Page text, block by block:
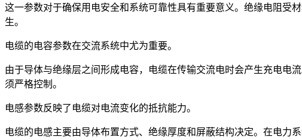
这一参数对于确保用电安全和系统可靠性具有重要意义。绝缘电阻受
生。
电缆的电容参数在交流系统中尤为重要。
由于导体与绝缘层之间形成电容，电缆在传输交流电时会产生充电电
须严格控制。
电感参数反映了电缆对电流变化的抵抗能力。
电缆的电感主要由导体布置方式、绝缘厚度和屏蔽结构决定。在电力